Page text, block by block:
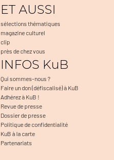
ET AUSSI
sélections thématiques
magazine culturel
clip
près de chez vous
INFOS KuB
Qui sommes-nous ?
Faire un don (défiscalisé) à KuB
Adhérez à KuB !
Revue de presse
Dossier de presse
Politique de confidentialité
KuB à la carte
Partenariats